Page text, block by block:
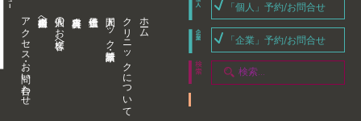
アクセス・お問い合わせ 企業内担当者様へ 個人のお客様へ 人間ドック・健康診断 クリニックについて ホーム
「個人」予約/お問合せ
「企業」予約/お問合せ